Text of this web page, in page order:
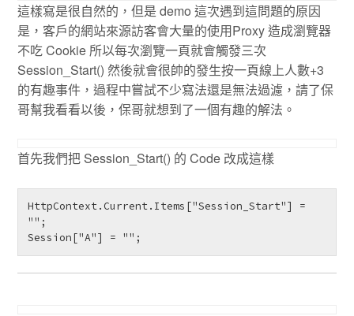
這樣寫是很自然的，但是 demo 這次遇到這問題的原因
是，客戶的網站來源訪客會大量的使用Proxy 造成瀏覽器
不吃 Cookie 所以每次瀏覽一頁就會觸發三次
Session_Start() 然後就會很帥的發生按一頁線上人數+3
的有趣事件，過程中嘗試不少寫法還是無法過濾，請了保
哥幫我看看以後，保哥就想到了一個有趣的解法。
首先我們把 Session_Start() 的 Code 改成這樣
HttpContext.Current.Items["Session_Start"] =
"";
Session["A"] = "";